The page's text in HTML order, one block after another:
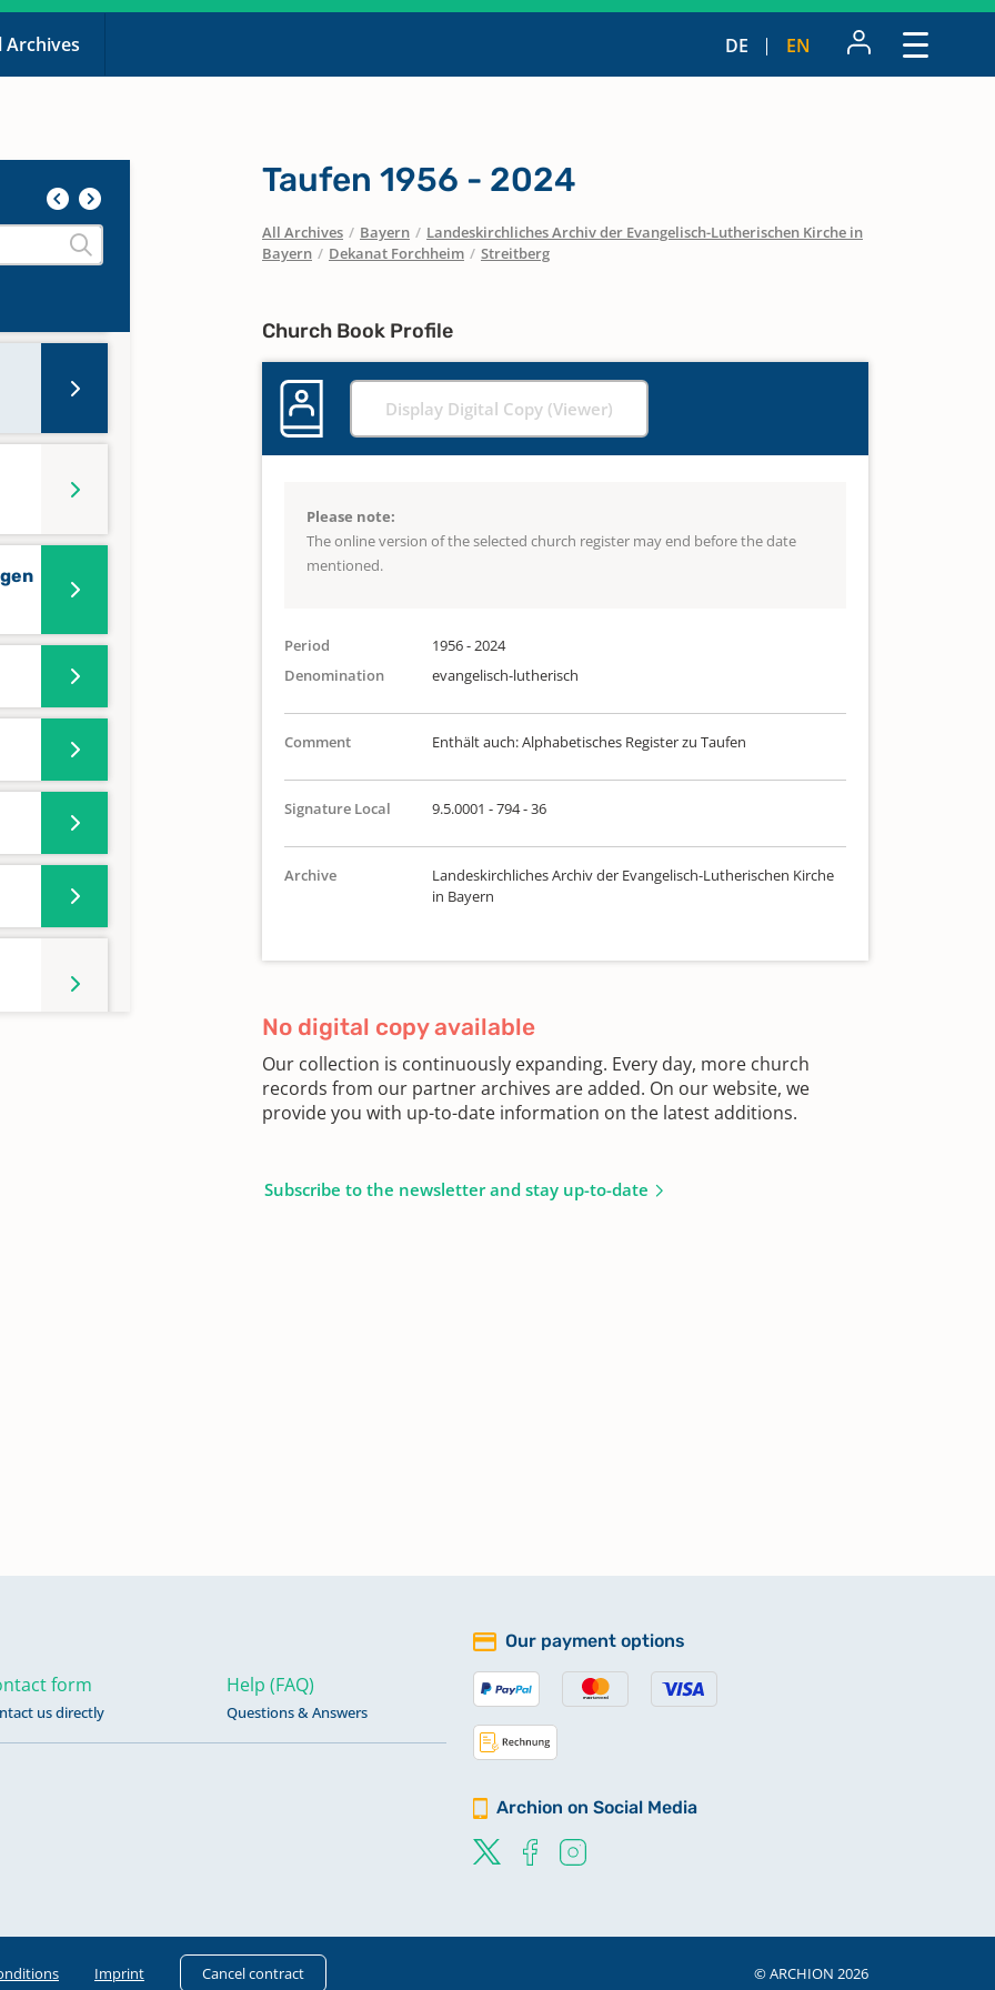
Archives DE EN
Taufen 1956 - 2024
All Archives / Bayern / Landeskirchliches Archiv der Evangelisch-Lutherischen Kirche in
Bayern / Dekanat Forchheim / Streitberg
Church Book Profile
Display Digital Copy (Viewer)
Please note:
The online version of the selected church register may end before the date
mentioned.
Period
1956 - 2024
Denomination
evangelisch-lutherisch
Comment Enthält auch: Alphabetisches Register zu Taufen
Signature Local 9.5.0001 - 794 - 36
Archive
Landeskirchliches Archiv der Evangelisch-Lutherischen Kirche
in Bayern
No digital copy available
Our collection is continuously expanding. Every day, more church
records from our partner archives are added. On our website, we
provide you with up-to-date information on the latest additions.
Subscribe to the newsletter and stay up-to-date
form
us directly
Help (FAQ)
Questions & Answers
Our payment options
Archion on Social Media
Imprint Cancel contract © ARCHION 2026